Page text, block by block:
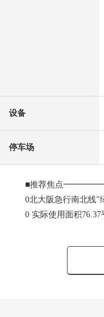
设备
停车场
■推荐焦点
0北大阪急行南北线"
0 实际使用面积
0 风景关于5楼部分
0 中小学在步行10分